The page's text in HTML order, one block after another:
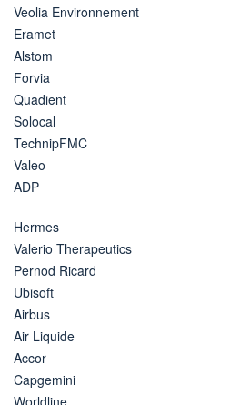
Veolia Environnement
Eramet
Alstom
Forvia
Quadient
Solocal
TechnipFMC
Valeo
ADP
Hermes
Valerio Therapeutics
Pernod Ricard
Ubisoft
Airbus
Air Liquide
Accor
Capgemini
Worldline